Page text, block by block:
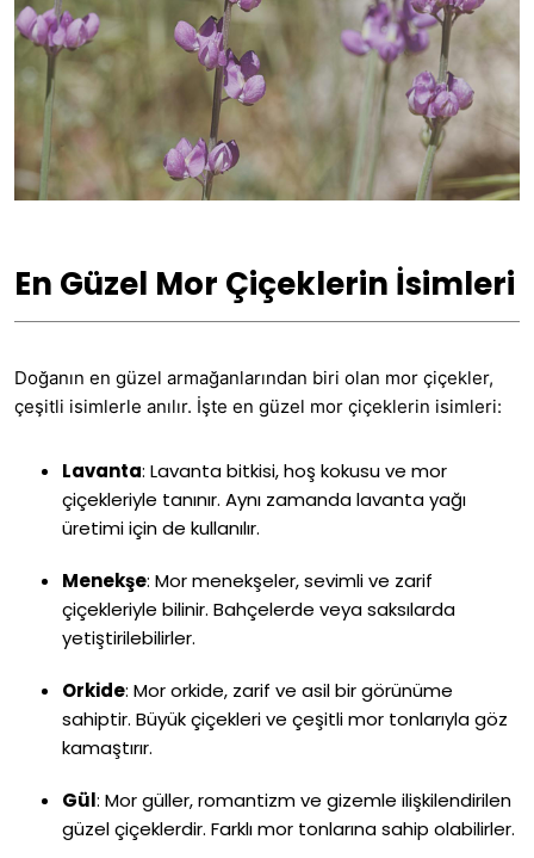
En Güzel Mor Çiçeklerin İsimleri
Doğanın en güzel armağanlarından biri olan mor çiçekler,
çeşitli isimlerle anılır. İşte en güzel mor çiçeklerin isimleri:
Lavanta: Lavanta bitkisi, hoş kokusu ve mor
çiçekleriyle tanınır. Aynı zamanda lavanta yağı
üretimi için de kullanılır.
Menekşe: Mor menekşeler, sevimli ve zarif
çiçekleriyle bilinir. Bahçelerde veya saksılarda
yetiştirilebilirler.
Orkide: Mor orkide, zarif ve asil bir görünüme
sahiptir. Büyük çiçekleri ve çeşitli mor tonlarıyla göz
kamaştırır.
Gül: Mor güller, romantizm ve gizemle ilişkilendirilen
güzel çiçeklerdir. Farklı mor tonlarına sahip olabilirler.